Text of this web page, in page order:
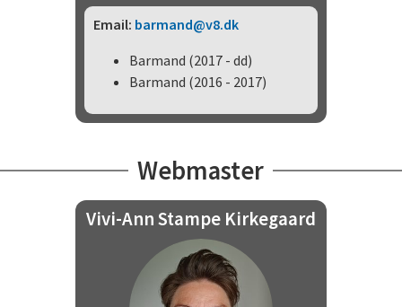
Email: barmand@v8.dk
Barmand (2017 - dd)
Barmand (2016 - 2017)
Webmaster
Vivi-Ann Stampe Kirkegaard